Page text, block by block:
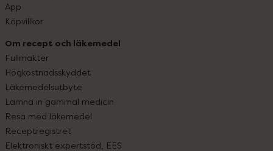
App
Köpvillkor
Om recept och läkemedel
Fullmakter
Högkostnadsskyddet
Läkemedelsutbyte
Lämna in gammal medicin
Resa med läkemedel
Receptregistret
Elektroniskt expertstöd, EES